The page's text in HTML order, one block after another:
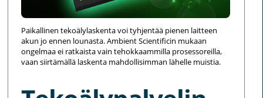
Paikallinen tekoälylaskenta voi tyhjentää pienen laitteen
akun jo ennen lounasta. Ambient Scientificin mukaan
ongelmaa ei ratkaista vain tehokkaammilla prosessoreilla,
vaan siirtämällä laskenta mahdollisimman lähelle muistia.